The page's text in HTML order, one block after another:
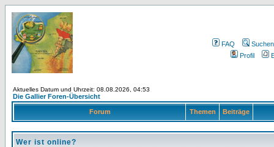
FAQ
Suchen
Profil
Aktuelles Datum und Uhrzeit: 08.08.2026, 04:53
Die Gallier Foren-Übersicht
Forum Themen Beiträge
Wer ist online?